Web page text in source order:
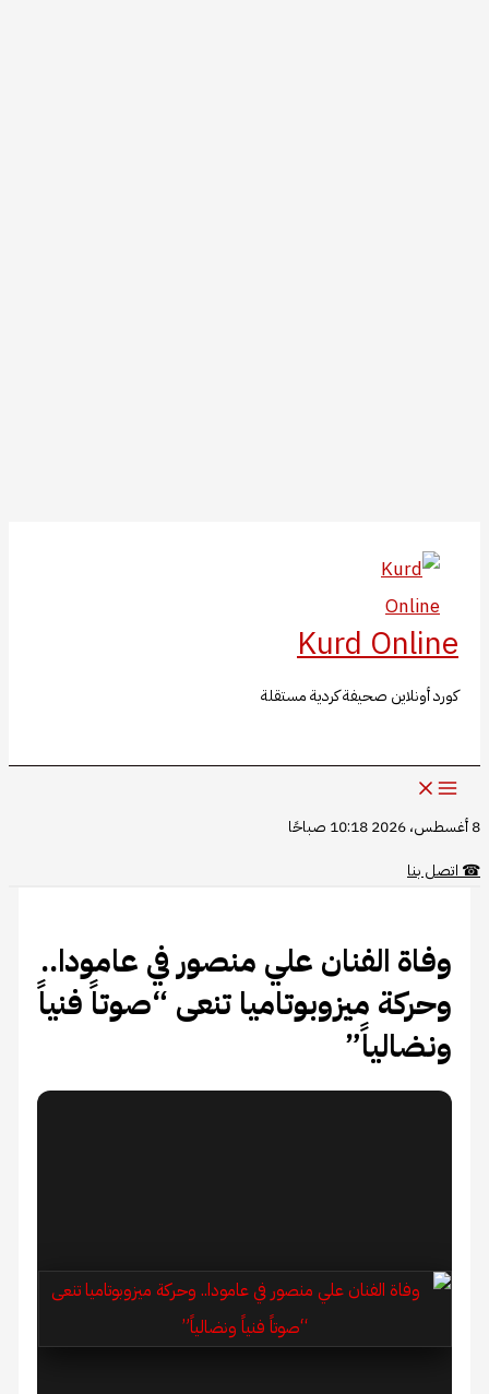
المحتوى
Kurd Online
كورد أونلاين صحيفة كردية مستقلة
8 أغسطس، 2026 10:18 صباحًا
☎اتصل بنا
وفاة الفنان علي منصور في عامودا..
وحركة ميزوبوتاميا تنعى “صوتاً فنياً
ونضالياً”